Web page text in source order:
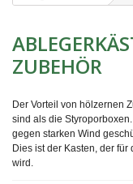
ZUBEHÖR
Der Vorteil von hölzernen
sind als die
gegen starken Wind
Dies ist der Kasten, der
wird.